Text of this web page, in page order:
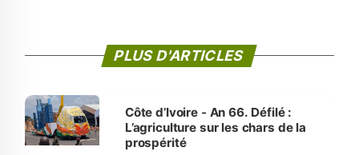
PLUS D'ARTICLES
Côte d’Ivoire - An 66. Défilé :
L’agriculture sur les chars de la
prospérité